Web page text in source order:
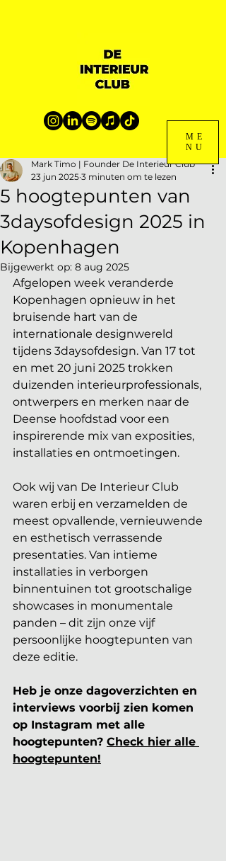
ME
NU
5 hoogtepunten van
3daysofdesign 2025 in
Kopenhagen
Mark Timo | Founder De Interieur Club
23 jun 2025 3 minuten om te lezen
Bijgewerkt op: 8 aug 2025
Afgelopen week veranderde
Kopenhagen opnieuw in het
bruisende hart van de
internationale designwereld
tijdens 3daysofdesign. Van 17 tot
en met 20 juni 2025 trokken
duizenden interieurprofessionals,
ontwerpers en merken naar de
Deense hoofdstad voor een
inspirerende mix van exposities,
installaties en ontmoetingen.
Ook wij van De Interieur Club
waren erbij en verzamelden de
meest opvallende, vernieuwende
en esthetisch verrassende
presentaties. Van intieme
installaties in verborgen
binnentuinen tot grootschalige
showcases in monumentale
panden – dit zijn onze vijf
persoonlijke hoogtepunten van
deze editie.
Heb je onze dagoverzichten en
interviews voorbij zien komen
op Instagram met alle
hoogtepunten? Check hier alle
hoogtepunten!